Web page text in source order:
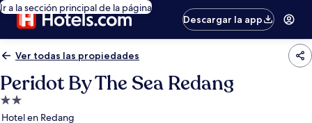
Ir a la sección principal de la página
Descargar la app
Ver todas las propiedades
Peridot By The Sea Redang
Propiedad
de
Hotel en Redang